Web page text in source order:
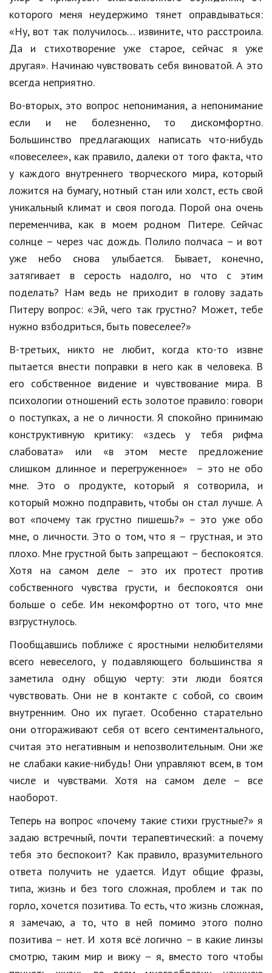
Психология и отношения
Творчество и рукоделие
Разное
Работа и бизнес
Животные
Еда и напитки
Праздники и подарки
Кинематограф
Домашние животные
Семья и дети
Путешествия
Строительство
Культура и общество
Мода и стиль
Бизнес
Хобби и развлечения
Финансы
Юриспруденция
Природа
Образование
Наука и технологии
которого меня неудержимо тянет оправдываться:
«Ну, вот так получилось… извините, что расстроила.
Да и стихотворение уже старое, сейчас я уже
другая». Начинаю чувствовать себя виноватой. А это
всегда неприятно.
Во-вторых, это вопрос непонимания, а непонимание
если и не болезненно, то дискомфортно.
Большинство предлагающих написать что-нибудь
«повеселее», как правило, далеки от того факта, что
у каждого внутреннего творческого мира, который
ложится на бумагу, нотный стан или холст, есть свой
уникальный климат и своя погода. Порой она очень
переменчива, как в моем родном Питере. Сейчас
солнце – через час дождь. Полило полчаса – и вот
уже небо снова улыбается. Бывает, конечно,
затягивает в серость надолго, но что с этим
поделать? Нам ведь не приходит в голову задать
Питеру вопрос: «Эй, чего так грустно? Может, тебе
нужно взбодриться, быть повеселее?»
В-третьих, никто не любит, когда кто-то извне
пытается внести поправки в него как в человека. В
его собственное видение и чувствование мира. В
психологии отношений есть золотое правило: говори
о поступках, а не о личности. Я спокойно принимаю
конструктивную критику: «здесь у тебя рифма
слабовата» или «в этом месте предложение
слишком длинное и перегруженное» – это не обо
мне. Это о продукте, который я сотворила, и
который можно подправить, чтобы он стал лучше. А
вот «почему так грустно пишешь?» – это уже обо
мне, о личности. Это о том, что я – грустная, и это
плохо. Мне грустной быть запрещают – беспокоятся.
Хотя на самом деле – это их протест против
собственного чувства грусти, и беспокоятся они
больше о себе. Им некомфортно от того, что мне
взгрустнулось.
Пообщавшись поближе с яростными нелюбителями
всего невеселого, у подавляющего большинства я
заметила одну общую черту: эти люди боятся
чувствовать. Они не в контакте с собой, со своим
внутренним. Оно их пугает. Особенно старательно
они отгораживают себя от всего сентиментального,
считая это негативным и непозволительным. Они же
не слабаки какие-нибудь! Они управляют всем, в том
числе и чувствами. Хотя на самом деле – все
наоборот.
Теперь на вопрос «почему такие стихи грустные?» я
задаю встречный, почти терапевтический: а почему
тебя это беспокоит? Как правило, вразумительного
ответа получить не удается. Идут общие фразы,
типа, жизнь и без того сложная, проблем и так по
горло, хочется позитива. То есть, что жизнь сложная,
я замечаю, а то, что в ней помимо этого полно
позитива – нет. И хотя всё логично – в какие линзы
смотрю, таким мир и вижу – я, вместо того чтобы